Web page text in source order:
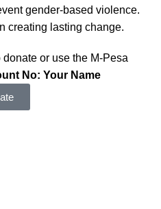
gender-based violence.
creating lasting change.
or use the M-Pesa
No: Your Name